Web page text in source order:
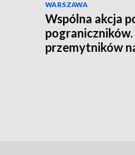
WARSZAWA
Wspólna akcja
pograniczników.
przemytników